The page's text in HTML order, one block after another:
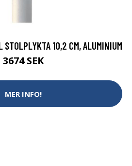
STOLPLYKTA 10,2 CM, ALUMINIUM
3674 SEK
MER INFO!